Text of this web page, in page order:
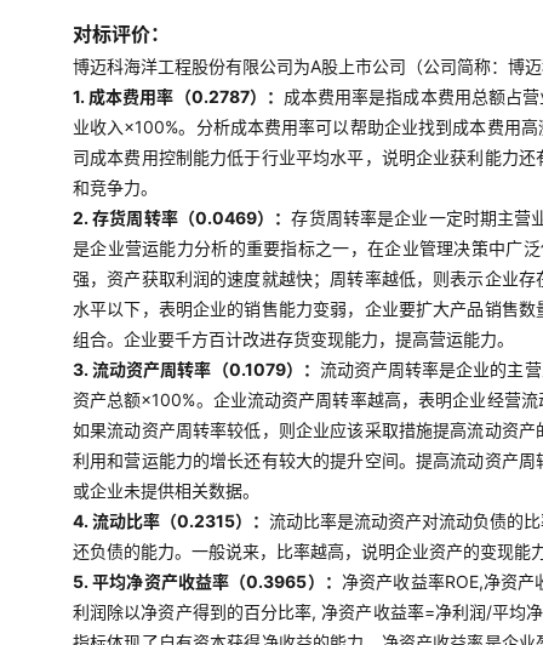
对标评价：
博迈科海洋工程股份有限公司为A股上市公司（公司简称：博
1. 成本费用率（0.2787）： 成本费用率是指成本费用总额占
业收入×100%。分析成本费用率可以帮助企业找到成本费用
司成本费用控制能力低于行业平均水平，说明企业获利能力
和竞争力。
2. 存货周转率（0.0469）：存货周转率是企业一定时期主营
是企业营运能力分析的重要指标之一，在企业管理决策中广
强，资产获取利润的速度就越快；周转率越低，则表示企业
水平以下，表明企业的销售能力变弱，企业要扩大产品销售
组合。企业要千方百计改进存货变现能力，提高营运能力。
3. 流动资产周转率（0.1079）： 流动资产周转率是企业的主
资产总额×100%。企业流动资产周转率越高，表明企业经营
如果流动资产周转率较低，则企业应该采取措施提高流动资
利用和营运能力的增长还有较大的提升空间。提高流动资产
或企业未提供相关数据。
4. 流动比率（0.2315）：流动比率是流动资产对流动负债的
还负债的能力。一般说来，比率越高，说明企业资产的变现
5. 平均净资产收益率（0.3965）： 净资产收益率ROE,净资
利润除以净资产得到的百分比率, 净资产收益率=净利润/平均